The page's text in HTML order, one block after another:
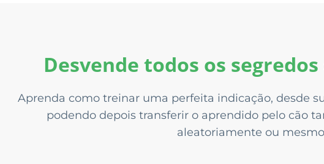
Desvende todos os
Aprenda como treinar uma perfeita indicação, desde
podendo depois transferir o aprendido pelo cão
aleatoriamente ou